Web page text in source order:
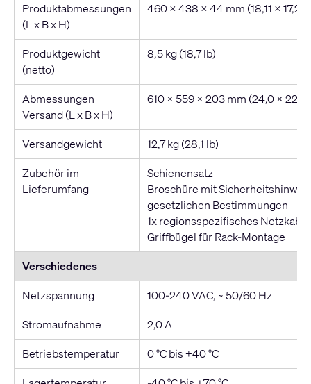
Produktabmessungen
(L x B x H)
460 x 438 x 44 mm (18,11 x 17,24
Produktgewicht
(netto)
8,5 kg (18,7 lb)
Abmessungen
Versand (L x B x H)
610 x 559 x 203 mm (24,0 x 22,0
Versandgewicht
12,7 kg (28,1 lb)
Zubehör im
Lieferumfang
Schienensatz
Broschüre mit
gesetzlichen Bestimmungen
1x regionsspezifisches Netzkabel
Griffbügel für Rack-Montage
Verschiedenes
Netzspannung
100-240 VAC, ~ 50/60 Hz
Stromaufnahme
2,0 A
Betriebstemperatur
0 °C bis +40 °C